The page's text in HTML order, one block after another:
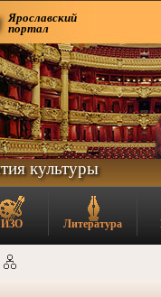
Ярославский
портал
культуры
ИЗО Литература